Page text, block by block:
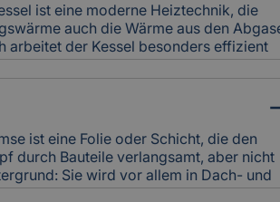
ist eine moderne Heiztechnik, die
auch die Wärme aus den
arbeitet der Kessel besonders effizient
zu älteren Heizsystemen. In Alt- und
in Kombination mit bestehenden
für Versicherung:
erfordern aber eine
durch Kondensat oder Abgasfehler
individuell bewertet.
ist eine Folie oder Schicht, die den
durch Bauteile verlangsamt, aber nicht
Sie wird vor allem in Dach- und
um Feuchtigkeitsansammlungen in